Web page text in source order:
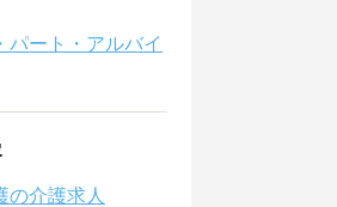
パート・アルバイ
の介護求人